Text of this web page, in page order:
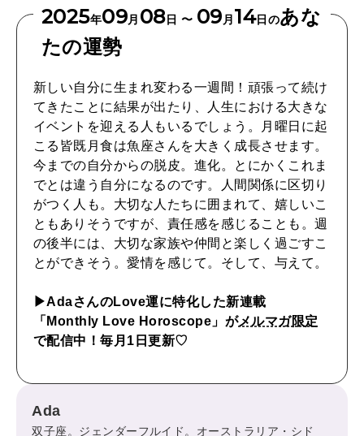
MAMA
ママもいろいろ
SUSTAINABLE
わたしができること
CULTURE
自分を耕す
WORK&MONEY
いい人生って？
MAGAZINE
特集
2026年9月号「北海道 おいしく遊ぶ、夏のご褒美旅。」
2026年8月号『お茶の時間です。』
2025年09月 08日 〜 09 月14日のあな
たの運勢
新しい自分に生まれ変わる一週間！頑張って続け
てきたことに結果が出たり、人生における大きな
イベントを迎える人もいるでしょう。月曜日に起
こる皆既月食は魚座さんを大きく成長させます。
今までの自分からの脱皮。進化。とにかくこれま
でとは違う自分になるのです。人間関係に区切り
がつく人も。大切な人たちに囲まれて、嬉しいこ
ともありそうですが、責任感を感じることも。週
の後半には、大切な家族や仲間と楽しく過ごすこ
とができそう。愛情を感じて。そして、与えて。
▶︎AdaさんのLove運に特化した新連載
「Monthly Love Horoscope」がメルマガ限定
で配信中！毎月1日更新♡
Ada
双子座。ジェンダーフルイド。オーストラリア・シド